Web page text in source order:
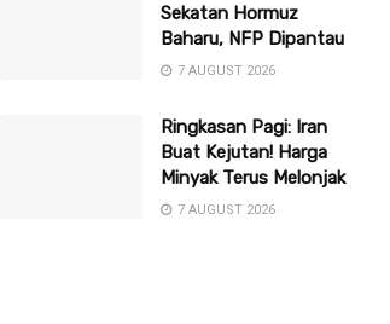
Sekatan Hormuz
Baharu, NFP Dipantau
7 AUGUST 2026
Ringkasan Pagi: Iran
Buat Kejutan! Harga
Minyak Terus Melonjak
7 AUGUST 2026